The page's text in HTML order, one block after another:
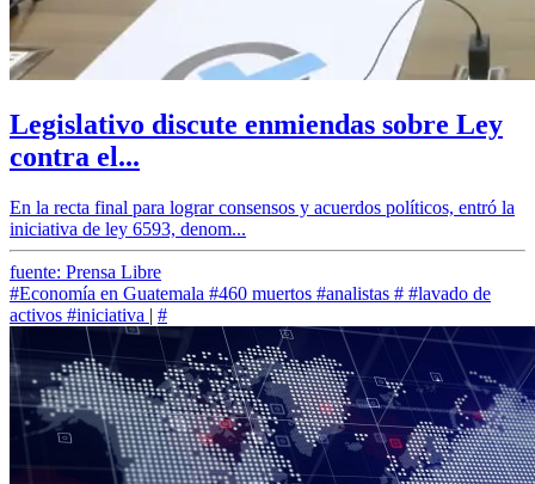
Legislativo discute enmiendas sobre Ley
contra el...
En la recta final para lograr consensos y acuerdos políticos, entró la
iniciativa de ley 6593, denom...
fuente: Prensa Libre
#Economía en Guatemala #460 muertos #analistas # #lavado de
activos #iniciativa | #